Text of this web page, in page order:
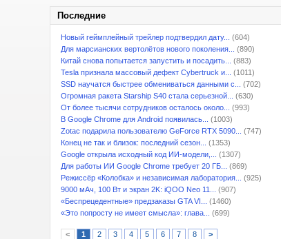
Последние
Новый геймплейный трейлер подтвердил дату...
(604)
Для марсианских вертолётов нового поколения...
(890)
Китай снова попытается запустить и посадить...
(883)
Tesla признала массовый дефект Cybertruck и...
(1011)
SSD научатся быстрее обмениваться данными с...
(702)
Огромная ракета Starship S40 стала серьезной...
(630)
От более тысячи сотрудников осталось около...
(993)
В Google Chrome для Android появилась...
(1003)
Zotac подарила пользователю GeForce RTX 5090...
(747)
Конец не так и близок: последний сезон...
(1353)
Google открыла исходный код ИИ-модели,...
(1307)
Для работы ИИ Google Chrome требует 20 ГБ...
(869)
Режиссёр «Колобка» и независимая лаборатория...
(925)
9000 мАч, 100 Вт и экран 2K: iQOO Neo 11...
(907)
«Беспрецедентные» предзаказы GTA VI...
(1460)
«Это попросту не имеет смысла»: глава...
(699)
< 1 2 3 4 5 6 7 8 >